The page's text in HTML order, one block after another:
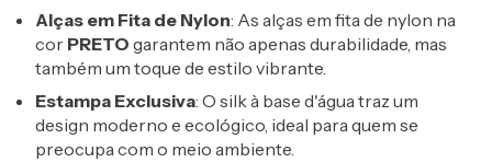
Alças em Fita de Nylon: As alças em fita de nylon na
cor PRETO garantem não apenas durabilidade, mas
também um toque de estilo vibrante.
Estampa Exclusiva: O silk à base d'água traz um
design moderno e ecológico, ideal para quem se
preocupa com o meio ambiente.